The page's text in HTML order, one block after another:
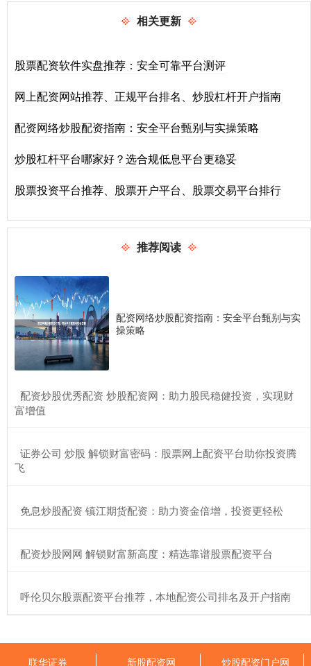
相关更新
股票配资软件实盘推荐：安全可靠平台测评
网上配资网站推荐、正规平台排名、炒股杠杆开户指南
配资网络炒股配资指南：安全平台甄别与实操策略
炒股杠杆平台哪家好？选合规低息平台更稳妥
股票投资平台推荐、股票开户平台、股票交易平台排行
推荐阅读
配资网络炒股配资指南：安全平台甄别与实
操策略
​配资炒股优秀配资 炒股配资网：助力股民稳健投资，实现财
富增值
​证券公司 炒股 解锁财富密码：股票网上配资平台助你投资腾
飞
​免息炒股配资 镇江期货配资：助力资金倍增，投资更轻松
​配资炒股网网 解锁财富新高度：精选靠谱股票配资平台
​呼伦贝尔股票配资平台推荐，本地配资公司排名及开户指南
联华证券 新股配资网 炒股配资门户网